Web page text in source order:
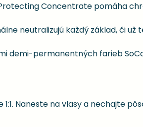
Concentrate pomáha
neutralizujú každý základ, či
demi-permanentných farieb
Naneste na vlasy a nechajte